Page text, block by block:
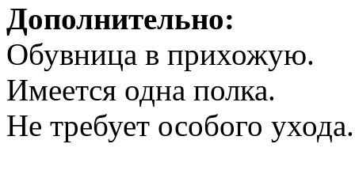
Дополнительно:
Обувница в прихожую.
Имеется одна полка.
Не требует особого ухода.